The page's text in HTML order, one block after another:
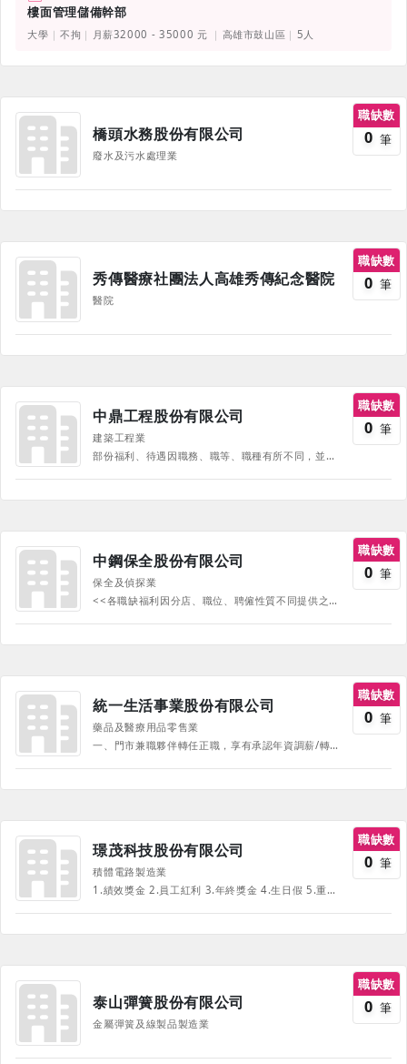
樓面管理儲備幹部
大學 不拘 月薪32000 - 35000 元 高雄市鼓山區 5人
橋頭水務股份有限公司
廢水及污水處理業
職缺數
0 筆
秀傳醫療社團法人高雄秀傳紀念醫院
醫院
職缺數
0 筆
中鼎工程股份有限公司
建築工程業
部份福利、待遇因職務、職等、職種有所不同，並隨公司營運方針有所調整，詳情請於面試時詢問，並以面試為主。 薪資及獎金Salary ＆ Bonus 固定底薪、年終獎金、績效獎金、三節獎金、認股權憑證、專案激勵獎金 員工健康照護 Health Care 快樂的退休生活：員工持股會 員工健康服務：定期員工健康檢查、特約診所、健康講座 彈性的福利制度 Welfare ＆ Benefit 特約商店、各式補助、三節禮券、生日禮券、員工休閒抵用券 職家平衡 Work-Life Balance 彈性上下班、豐富的社團活動、人性化的辦公室空間、Family Day
職缺數
0 筆
中鋼保全股份有限公司
保全及偵探業
<<各職缺福利因分店、職位、聘僱性質不同提供之福利有所差異，請以職缺中註明之資訊為主，若有疑問可在面試時提出>>
職缺數
0 筆
統一生活事業股份有限公司
藥品及醫療用品零售業
一、門市兼職夥伴轉任正職，享有承認年資調薪/轉特別假福利 二、門市晨班、夜班津貼 1.於07時~08時上班，毎小時加發55元 2.於22時~23時上班，毎小時加發55元（固定晚班除外） 3.於23時~07時上班，毎小時加發70元（固定晚班除外） 三、門市【藥師/門市助理/店職員/店副理/店經理】獎金 1.年終獎金 2.勞績獎金 3.單品銷售獎金 (門市助理無) 4.營運獎金 (門市助理/兼職人員無) 四、年節賀禮、補助與獎勵 1.福委會福利 (三節、生日禮、結婚禮金、生育祝賀金、喪葬慰問金、子女教育補助、子女獎學金、正職人員享旅遊券) 2.正職夥伴另有結婚補助 五、福儲信託：正職夥伴提撥公司再加碼，累積另一筆退休金！ 六、資深員工獎勵 七、夥伴身心照顧：設置【勞工安全衛生管理師】、【護理師】 ＊榮獲2025年企業防疫聯盟-防疫尖兵獎金獎。 ＊臺北市政府衛生局「優良哺集乳室認證」。 ＊2022年康健雜誌「CHR健康企業公民」許諾企業。 ※ 福利項目可能依職位及聘任方式不同而有不同適用，實際職缺福利依公司最新規定為準。
職缺數
0 筆
璟茂科技股份有限公司
積體電路製造業
1.績效獎金 2.員工紅利 3.年終獎金 4.生日假 5.重大疾病及意外險 6.完善的教育訓練 7.三節禮金及生日禮金 8.國內外旅遊 9.員工餐廳及空中花園
職缺數
0 筆
泰山彈簧股份有限公司
金屬彈簧及線製品製造業
職缺數
0 筆